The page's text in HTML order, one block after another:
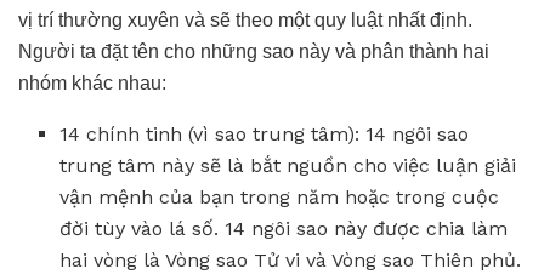
vị trí thường xuyên và sẽ theo một quy luật nhất định.
Người ta đặt tên cho những sao này và phân thành hai
nhóm khác nhau:
14 chính tinh (vì sao trung tâm): 14 ngôi sao
trung tâm này sẽ là bắt nguồn cho việc luận giải
vận mệnh của bạn trong năm hoặc trong cuộc
đời tùy vào lá số. 14 ngôi sao này được chia làm
hai vòng là Vòng sao Tử vi và Vòng sao Thiên phủ.